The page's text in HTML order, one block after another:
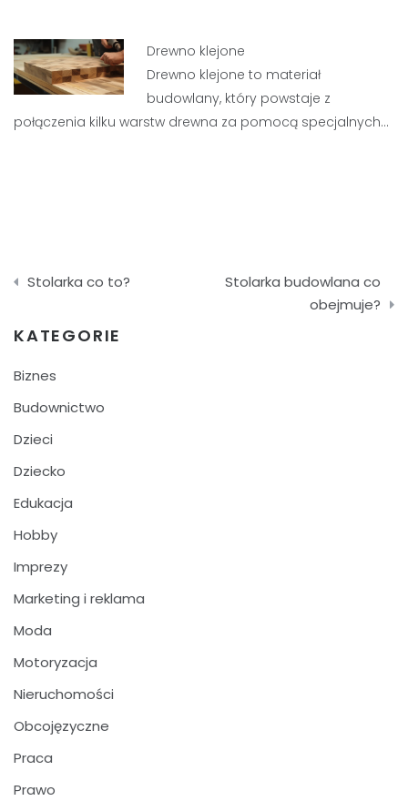
Drewno klejone
Drewno klejone to materiał
budowlany, który powstaje z
połączenia kilku warstw drewna za pomocą specjalnych…
Nawigacja
Stolarka co to?
Stolarka budowlana co
obejmuje?
KATEGORIE
Biznes
Budownictwo
Dzieci
Dziecko
Edukacja
Hobby
Imprezy
Marketing i reklama
Moda
Motoryzacja
Nieruchomości
Obcojęzyczne
Praca
Prawo